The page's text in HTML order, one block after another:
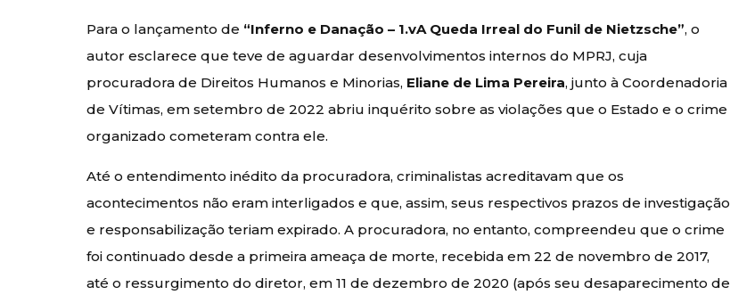
Para o lançamento de “Inferno e Danação – 1.vA Queda Irreal do Funil de Nietzsche”, o
autor esclarece que teve de aguardar desenvolvimentos internos do MPRJ, cuja
procuradora de Direitos Humanos e Minorias, Eliane de Lima Pereira, junto à Coordenadoria
de Vítimas, em setembro de 2022 abriu inquérito sobre as violações que o Estado e o crime
organizado cometeram contra ele.
Até o entendimento inédito da procuradora, criminalistas acreditavam que os
acontecimentos não eram interligados e que, assim, seus respectivos prazos de investigação
e responsabilização teriam expirado. A procuradora, no entanto, compreendeu que o crime
foi continuado desde a primeira ameaça de morte, recebida em 22 de novembro de 2017,
até o ressurgimento do diretor, em 11 de dezembro de 2020 (após seu desaparecimento de